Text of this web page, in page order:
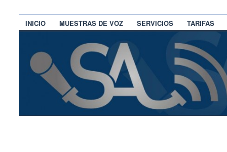
INICIO MUESTRAS DE VOZ SERVICIOS TARIFAS